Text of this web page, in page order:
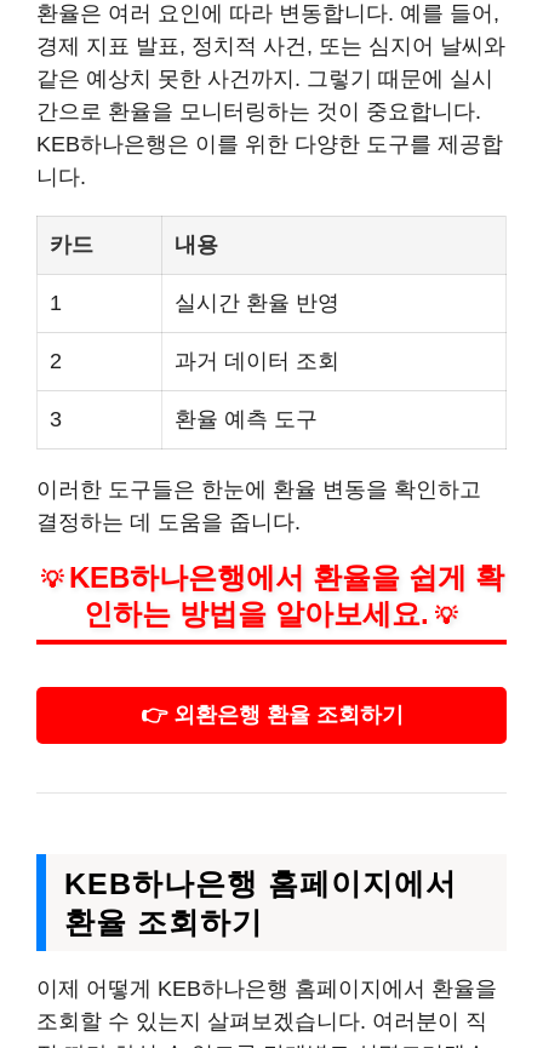
환율은 여러 요인에 따라 변동합니다. 예를 들어,
경제 지표 발표, 정치적 사건, 또는 심지어 날씨와
같은 예상치 못한 사건까지. 그렇기 때문에 실시
간으로 환율을 모니터링하는 것이 중요합니다.
KEB하나은행은 이를 위한 다양한 도구를 제공합
니다.
카드 내용
1 실시간 환율 반영
2 과거 데이터 조회
3 환율 예측 도구
이러한 도구들은 한눈에 환율 변동을 확인하고
결정하는 데 도움을 줍니다.
💡 KEB하나은행에서 환율을 쉽게 확
인하는 방법을 알아보세요. 💡
👉 외환은행 환율 조회하기
KEB하나은행 홈페이지에서
환율 조회하기
이제 어떻게 KEB하나은행 홈페이지에서 환율을
조회할 수 있는지 살펴보겠습니다. 여러분이 직